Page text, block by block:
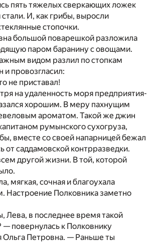
пять тяжелых сверкающих ложек
И, как грибы, выросли
стопочки.
большой поварешкой разложила
паром баранину с овощами.
видом разлил по стопкам
и провозгласил:
не приставал!
на удаленность моря предприятия-
хорошим. В меру пахнущим
ароматом. Такой же джин
румынского сухогруза,
вместе со своей напарницей бежал
от саддамовской контрразведки.
другой жизни. В той, которой
мягкая, сочная и благоухала
Настроение Полковника заметно
Лева, в последнее время такой
— повернулась к Полковнику
Ольга Петровна. — Раньше ты